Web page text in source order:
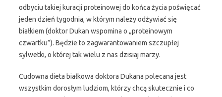
odbyciu takiej kuracji proteinowej do końca życia poświęcać
jeden dzień tygodnia, w którym należy odżywiać się
białkiem (doktor Dukan wspomina o „proteinowym
czwartku”). Będzie to zagwarantowaniem szczupłej
sylwetki, o której tak wielu z nas dzisiaj marzy.
Cudowna dieta białkowa doktora Dukana polecana jest
wszystkim dorosłym ludziom, którzy chcą skutecznie i co